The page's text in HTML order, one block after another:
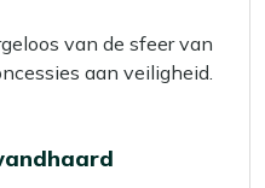
van de sfeer van
aan veiligheid.